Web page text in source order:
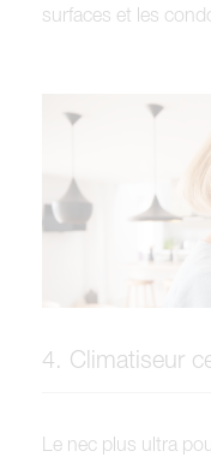
surfaces et les
4. Climatiseur
Le nec plus ultra